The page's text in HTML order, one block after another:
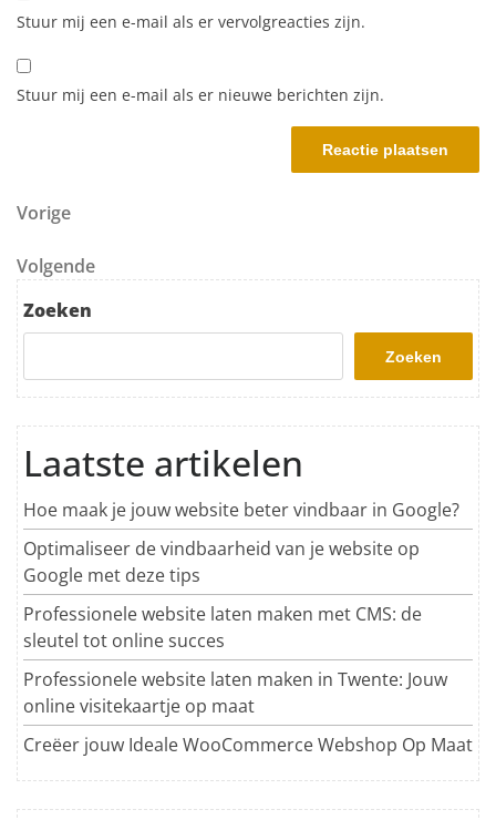
Stuur mij een e-mail als er vervolgreacties zijn.
Stuur mij een e-mail als er nieuwe berichten zijn.
Berichtnavigatie
Vorig bericht
Vorige
Volgend bericht
Volgende
Zoeken
Zoeken
Laatste artikelen
Hoe maak je jouw website beter vindbaar in Google?
Optimaliseer de vindbaarheid van je website op
Google met deze tips
Professionele website laten maken met CMS: de
sleutel tot online succes
Professionele website laten maken in Twente: Jouw
online visitekaartje op maat
Creëer jouw Ideale WooCommerce Webshop Op Maat